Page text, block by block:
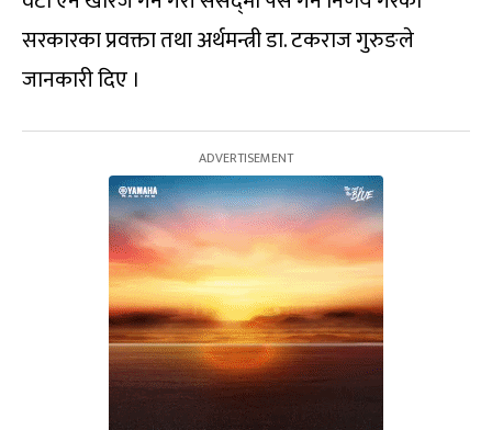
सरकारका प्रवक्ता तथा अर्थमन्त्री डा. टकराज गुरुङले
जानकारी दिए ।